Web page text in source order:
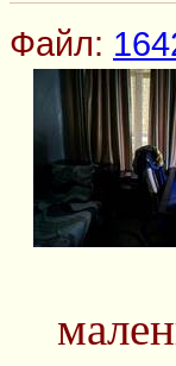
Файл: